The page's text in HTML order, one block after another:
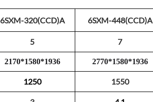
6SXM-320(CCD)A 6SXM-448(CCD)A
5 7
2170*1580*1936 2770*1580*1936
1250 1550